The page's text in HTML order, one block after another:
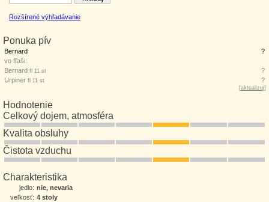
Rozšírené výhľadávanie
Ponuka pív
Bernard
?
vo fľaši:
Bernard fl 11 st
?
Urpiner fl 11 st ?
[aktualizuj]
Hodnotenie
Celkový dojem, atmosféra
Kvalita obsluhy
Čistota vzduchu
Charakteristika
jedlo: nie, nevaria
veľkosť: 4 stoly